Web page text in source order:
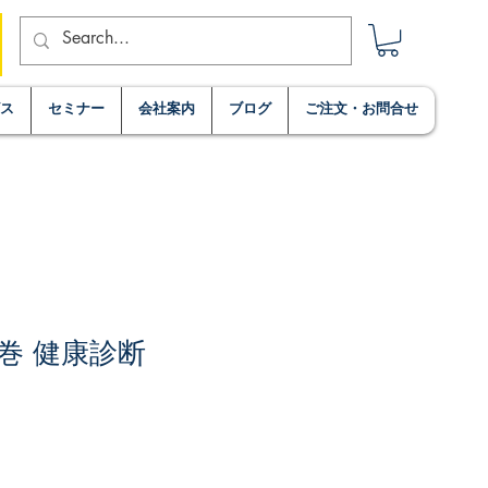
セミナー 会社案内 ブログ ご注文・お問合せ
健康診断